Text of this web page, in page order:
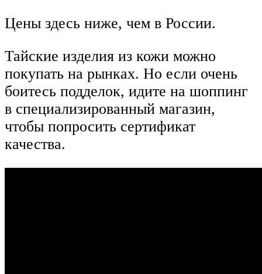
Цены здесь ниже, чем в России.
Тайские изделия из кожи можно
покупать на рынках. Но если очень
боитесь подделок, идите на шоппинг
в специализированный магазин,
чтобы попросить сертификат
качества.